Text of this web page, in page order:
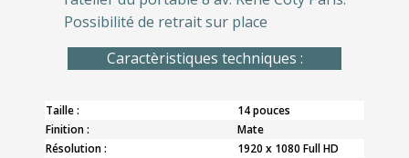
Possibilité de retrait sur place
Caractèristiques techniques :
Taille :
14 pouces
Finition :
Mate
Résolution :
1920 x 1080 Full HD